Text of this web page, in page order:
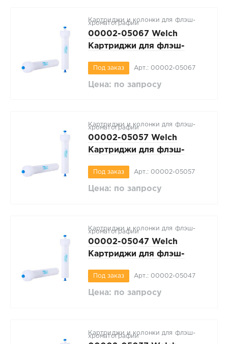
Картриджи и колонки для флэш-
хроматографии
00002-05067 Welch
Картриджи для флэш-
C18-II, неправильной
формы C18, размер частиц
Цена: по запросу
Под заказ Арт.: 00002-05067
Картриджи и колонки для флэш-
хроматографии
00002-05057 Welch
Картриджи для флэш-
C18-II, неправильной
формы C18, размер частиц
Цена: по запросу
Под заказ Арт.: 00002-05057
Картриджи и колонки для флэш-
хроматографии
00002-05047 Welch
Картриджи для флэш-
C18-II, неправильной
формы C18, размер частиц
Цена: по запросу
Под заказ Арт.: 00002-05047
Картриджи и колонки для флэш-
хроматографии